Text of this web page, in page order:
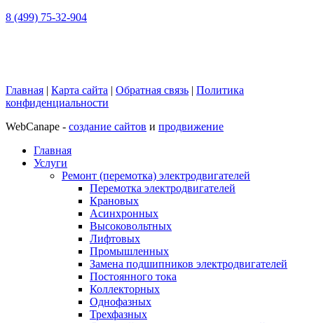
8 (499) 75-32-904
Главная | Карта сайта | Обратная связь | Политика
конфиденциальности
WebCanape - создание сайтов и продвижение
Главная
Услуги
Ремонт (перемотка) электродвигателей
Перемотка электродвигателей
Крановых
Асинхронных
Высоковольтных
Лифтовых
Промышленных
Замена подшипников электродвигателей
Постоянного тока
Коллекторных
Однофазных
Трехфазных